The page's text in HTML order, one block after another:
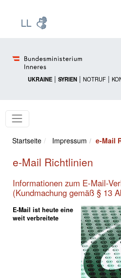
UKRAINE | SYRIEN | NOTRUF |
Startseite Impressum e-Mail
e-Mail Richtlinien
Informationen zum E-Mail-
(Kundmachung gemäß § 13
E-Mail ist heute eine
weit verbreitete